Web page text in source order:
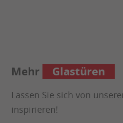
Mehr Schiebetüren
Lassen Sie sich von
inspirieren!